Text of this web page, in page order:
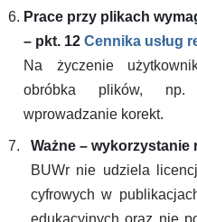
Prace przy plikach
– pkt. 12 Cennika usług
Na życzenie
obróbka plików, np.
wprowadzanie korekt.
Ważne –
BUWr nie udziela
cyfrowych w
edukacyjnych oraz nie